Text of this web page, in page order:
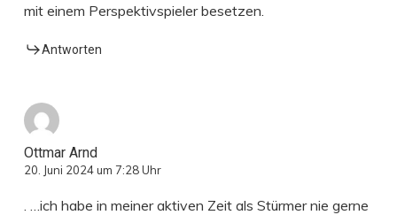
mit einem Perspektivspieler besetzen.
Antworten
Ottmar Arnd
20. Juni 2024 um 7:28 Uhr
. …ich habe in meiner aktiven Zeit als Stürmer nie gerne